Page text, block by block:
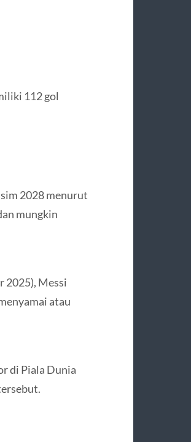
112 gol
2028 menurut
mungkin
2025), Messi
atau
di Piala Dunia